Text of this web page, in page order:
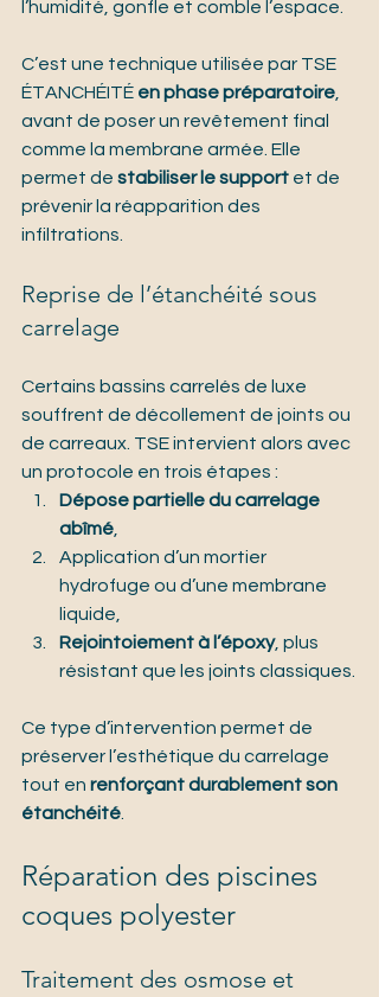
l’humidité, gonfle et comble l’espace.
C’est une technique utilisée par TSE
ÉTANCHÉITÉ en phase préparatoire
avant de poser un revêtement final
comme la membrane armée. Elle
permet de stabiliser le support et de
prévenir la réapparition des
infiltrations.
Reprise de l’étanchéité sous
carrelage
Certains bassins carrelés de luxe
souffrent de décollement de joints ou
de carreaux. TSE intervient alors avec
un protocole en trois étapes :
Dépose partielle du carrelage
abîmé
Application d’un mortier
hydrofuge ou d’une membrane
liquide,
Rejointoiement à l’époxy, plus
résistant que les joints classiques.
Ce type d’intervention permet de
préserver l’esthétique du carrelage
tout en renforçant durablement son
étanchéité
Réparation des piscines
coques polyester
Traitement des osmose et